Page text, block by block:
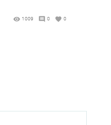
1009 0 0